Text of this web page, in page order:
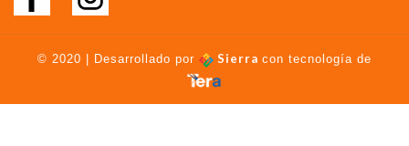
© 2020 | Desarrollado por Sierra con tecnología de